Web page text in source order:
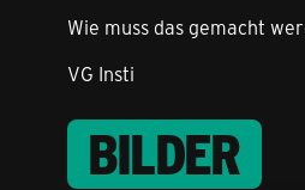
Wie muss das gemacht
VG Insti
BILDER